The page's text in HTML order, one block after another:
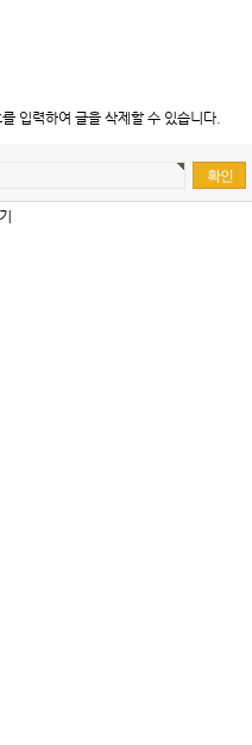
입력하여 글을 삭제할 수 있습니다.